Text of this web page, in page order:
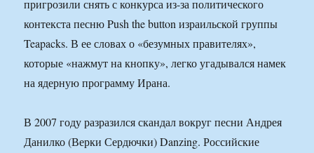
пригрозили снять с конкурса из-за политического
контекста песню Push the button израильской группы
Teapacks. В ее словах о «безумных правителях»,
которые «нажмут на кнопку», легко угадывался намек
на ядерную программу Ирана.
В 2007 году разразился скандал вокруг песни Андрея
Данилко (Верки Сердючки) Danzing. Российские